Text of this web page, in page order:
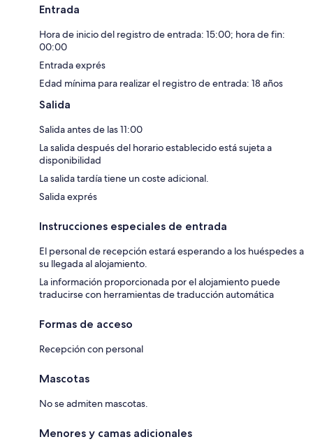
Entrada
Hora de inicio del registro de entrada: 15:00; hora de fin:
00:00
Entrada exprés
Edad mínima para realizar el registro de entrada: 18 años
Salida
Salida antes de las 11:00
La salida después del horario establecido está sujeta a
disponibilidad
La salida tardía tiene un coste adicional.
Salida exprés
Instrucciones especiales de entrada
El personal de recepción estará esperando a los huéspedes a
su llegada al alojamiento.
La información proporcionada por el alojamiento puede
traducirse con herramientas de traducción automática
Formas de acceso
Recepción con personal
Mascotas
No se admiten mascotas.
Menores y camas adicionales